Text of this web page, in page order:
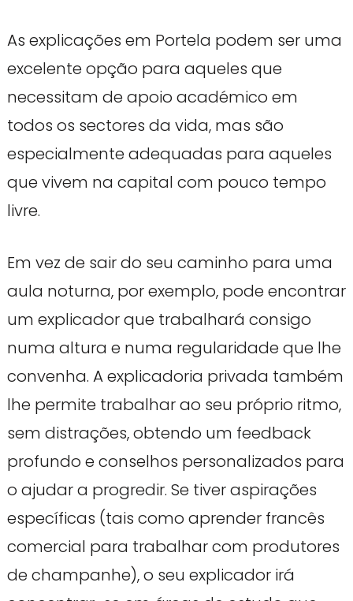
As explicações em Portela podem ser uma
excelente opção para aqueles que
necessitam de apoio académico em
todos os sectores da vida, mas são
especialmente adequadas para aqueles
que vivem na capital com pouco tempo
livre.
Em vez de sair do seu caminho para uma
aula noturna, por exemplo, pode encontrar
um explicador que trabalhará consigo
numa altura e numa regularidade que lhe
convenha. A explicadoria privada também
lhe permite trabalhar ao seu próprio ritmo,
sem distrações, obtendo um feedback
profundo e conselhos personalizados para
o ajudar a progredir. Se tiver aspirações
específicas (tais como aprender francês
comercial para trabalhar com produtores
de champanhe), o seu explicador irá